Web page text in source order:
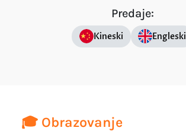
Predaje:
Kineski Engleski
🎓 Obrazovanje